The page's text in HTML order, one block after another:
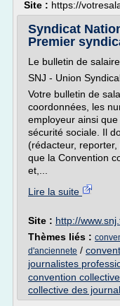
Site : https://
Syndicat
Premier
Le bulletin de salaire
SNJ - Union
Votre bulletin de
coordonnées, les
employeur ainsi
sécurité sociale. Il
(rédacteur,
que la Convention
et,...
Lire la suite
Site : http://
Thèmes liés :
d'anciennete /
journalistes
convention
collective des